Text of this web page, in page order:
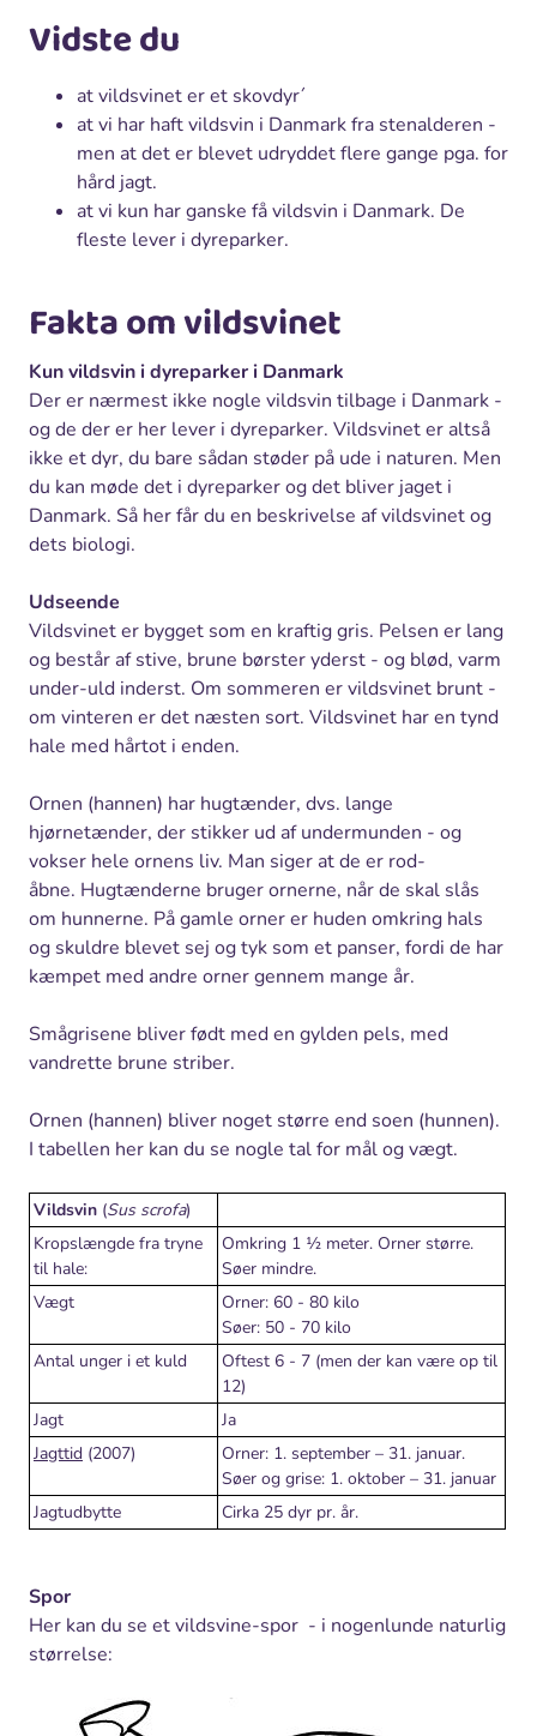
Vidste du
at vildsvinet er et skovdyr´
at vi har haft vildsvin i Danmark fra stenalderen -
men at det er blevet udryddet flere gange pga. for
hård jagt.
at vi kun har ganske få vildsvin i Danmark. De
fleste lever i dyreparker.
Fakta om vildsvinet
Kun vildsvin i dyreparker i Danmark
Der er nærmest ikke nogle vildsvin tilbage i Danmark -
og de der er her lever i dyreparker. Vildsvinet er altså
ikke et dyr, du bare sådan støder på ude i naturen. Men
du kan møde det i dyreparker og det bliver jaget i
Danmark. Så her får du en beskrivelse af vildsvinet og
dets biologi.
Udseende
Vildsvinet er bygget som en kraftig gris. Pelsen er lang
og består af stive, brune børster yderst - og blød, varm
under-uld inderst. Om sommeren er vildsvinet brunt -
om vinteren er det næsten sort. Vildsvinet har en tynd
hale med hårtot i enden.
Ornen (hannen) har hugtænder, dvs. lange
hjørnetænder, der stikker ud af undermunden - og
vokser hele ornens liv. Man siger at de er rod-
åbne. Hugtænderne bruger ornerne, når de skal slås
om hunnerne. På gamle orner er huden omkring hals
og skuldre blevet sej og tyk som et panser, fordi de har
kæmpet med andre orner gennem mange år.
Smågrisene bliver født med en gylden pels, med
vandrette brune striber.
Ornen (hannen) bliver noget større end soen (hunnen).
I tabellen her kan du se nogle tal for mål og vægt.
Vildsvin (Sus scrofa)
Kropslængde fra tryne
til hale:
Omkring 1 ½ meter. Orner større.
Søer mindre.
Vægt
Orner: 60 - 80 kilo
Søer: 50 - 70 kilo
Antal unger i et kuld
Oftest 6 - 7 (men der kan være op til
12)
Jagt
Ja
Jagttid (2007)
Orner: 1. september – 31. januar.
Søer og grise: 1. oktober – 31. januar
Jagtudbytte
Cirka 25 dyr pr. år.
Spor
Her kan du se et vildsvine-spor - i nogenlunde naturlig
størrelse: